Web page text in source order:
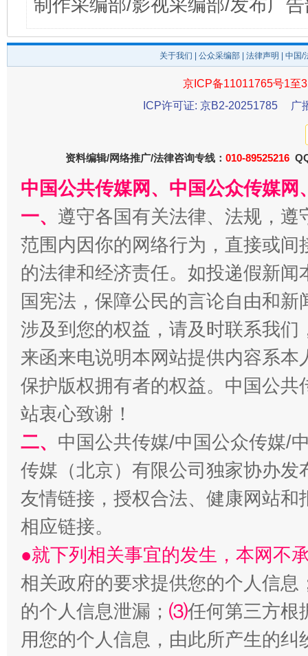
制作采编部/影视采编部/发布广
关于我们 公众采编部 法律声明 | 中国
京ICP备11011765号1至
ICP许可证: 京B2-20251785
广
资料编辑/网络推广/法律咨询专线： 010-89525216
中国公共传媒网、中国公众传媒
一、 遵守各国有关法律、法规，
范围内因你的网络行为，直接或
的法律和经济责任。如投递假新
国宪法，保障公民的言论自由和
涉及到您的权益，请及时联系我
来函来电说明本网站提供内容系
保护版权拥有者的权益。中国公
站衷心致谢！
二、 中国公共传媒/中国公众传媒/
传媒（北京）有限公司独家协办
友情链接，授权合法、健康网站
相应链接。
●就下列相关事宜的发生，本网不
相关政府的要求提供您的个人信息
的个人信息泄漏； ⑶任何第三方根
用您的个人信息，由此所产生的纠